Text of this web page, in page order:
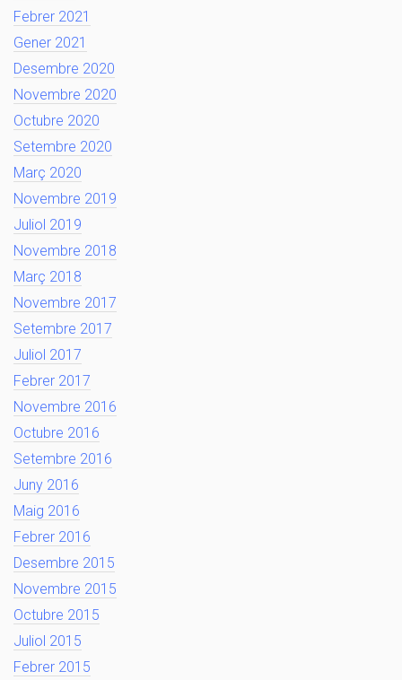
Febrer 2021
Gener 2021
Desembre 2020
Novembre 2020
Octubre 2020
Setembre 2020
Març 2020
Novembre 2019
Juliol 2019
Novembre 2018
Març 2018
Novembre 2017
Setembre 2017
Juliol 2017
Febrer 2017
Novembre 2016
Octubre 2016
Setembre 2016
Juny 2016
Maig 2016
Febrer 2016
Desembre 2015
Novembre 2015
Octubre 2015
Juliol 2015
Febrer 2015